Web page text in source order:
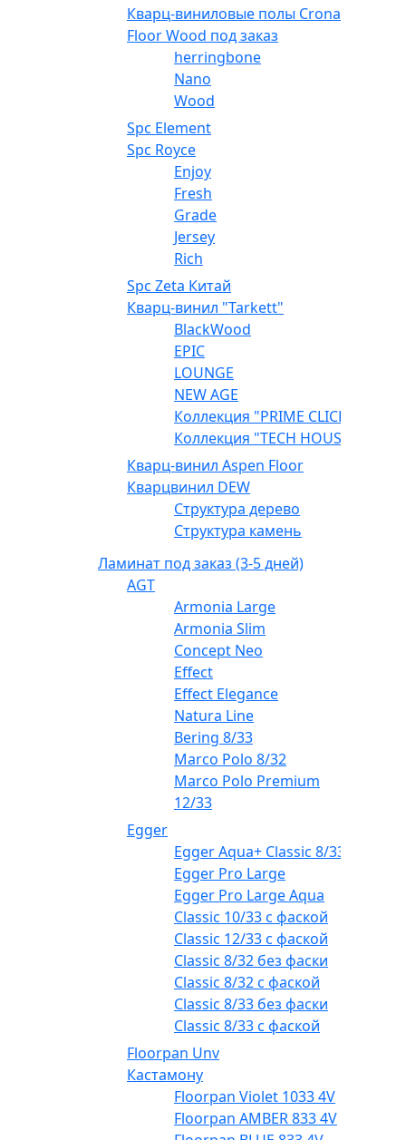
Кварц-виниловые полы Crona
Floor Wood под заказ
herringbone
Nano
Wood
Spc Element
Spc Royce
Enjoy
Fresh
Grade
Jersey
Rich
Spc Zeta Китай
Кварц-винил "Tarkett"
BlackWood
EPIC
LOUNGE
NEW AGE
Коллекция "PRIME CLICK"
Коллекция "TECH HOUSE"
Кварц-винил Aspen Floor
Кварцвинил DEW
Структура дерево
Структура камень
Ламинат под заказ (3-5 дней)
AGT
Armonia Large
Armonia Slim
Concept Neo
Effect
Effect Elegance
Natura Line
Bering 8/33
Marco Polo 8/32
Marco Polo Premium
12/33
Egger
Egger Aqua+ Classic 8/33
Egger Pro Large
Egger Pro Large Aqua
Classic 10/33 с фаской
Classic 12/33 с фаской
Classic 8/32 без фаски
Classic 8/32 с фаской
Classic 8/33 без фаски
Classic 8/33 с фаской
Floorpan Unv
Кастамону
Floorpan Violet 1033 4V
Floorpan AMBER 833 4V